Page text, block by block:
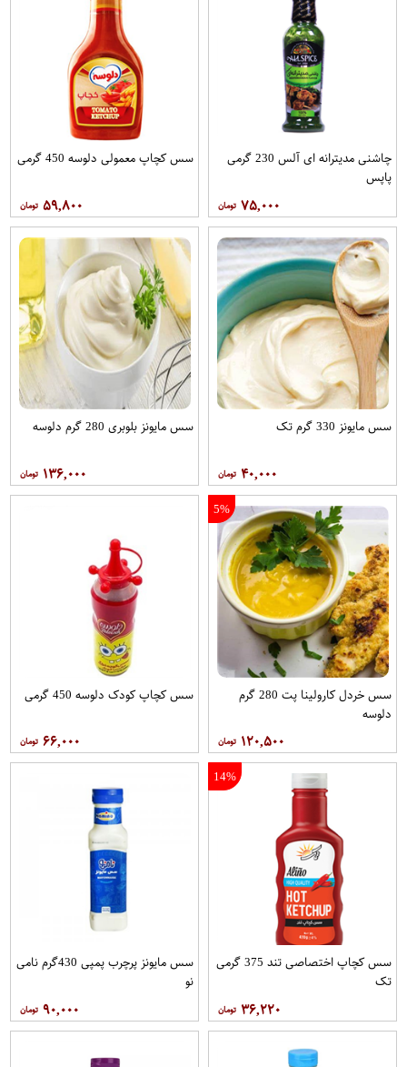
چاشنی مدیترانه ای آلس 230 گرمی
پاپس
۷۵,۰۰۰
سس کچاپ معمولی دلوسه 450 گرمی
۵۹,۸۰۰
سس مایونز 330 گرم تک
۴۰,۰۰۰
سس مایونز بلوبری 280 گرم دلوسه
۱۳۶,۰۰۰
5%
سس خردل کارولینا پت 280 گرم
دلوسه
۱۲۰,۵۰۰
سس کچاپ کودک دلوسه 450 گرمی
۶۶,۰۰۰
14%
سس کچاپ اختصاصی تند 375 گرمی
تک
۳۶,۲۲۰
سس مایونز پرچرب پمپی 430گرم نامی
نو
۹۰,۰۰۰